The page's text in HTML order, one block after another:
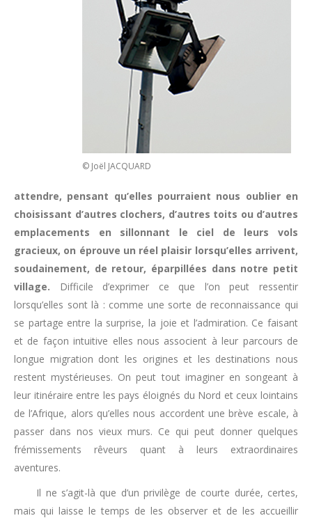
© Joël JACQUARD
attendre, pensant qu’elles pourraient nous oublier en
choisissant d’autres clochers, d’autres toits ou d’autres
emplacements en sillonnant le ciel de leurs vols
gracieux, on éprouve un réel plaisir lorsqu’elles arrivent,
soudainement, de retour, éparpillées dans notre petit
village. Difficile d’exprimer ce que l’on peut ressentir
lorsqu’elles sont là : comme une sorte de reconnaissance qui
se partage entre la surprise, la joie et l’admiration. Ce faisant
et de façon intuitive elles nous associent à leur parcours de
longue migration dont les origines et les destinations nous
restent mystérieuses. On peut tout imaginer en songeant à
leur itinéraire entre les pays éloignés du Nord et ceux lointains
de l’Afrique, alors qu’elles nous accordent une brève escale, à
passer dans nos vieux murs. Ce qui peut donner quelques
frémissements rêveurs quant à leurs extraordinaires
aventures.
Il ne s’agit-là que d’un privilège de courte durée, certes,
mais qui laisse le temps de les observer et de les accueillir